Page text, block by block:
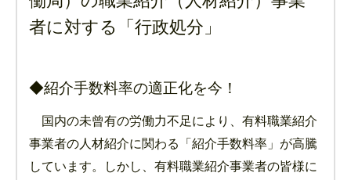
者に対する「行政処分」
◆紹介手数料率の適正化を今！
国内の未曾有の労働力不足により、有料職業紹介
事業者の人材紹介に関わる「紹介手数料率」が高騰
しています。しかし、有料職業紹介事業者の皆様に